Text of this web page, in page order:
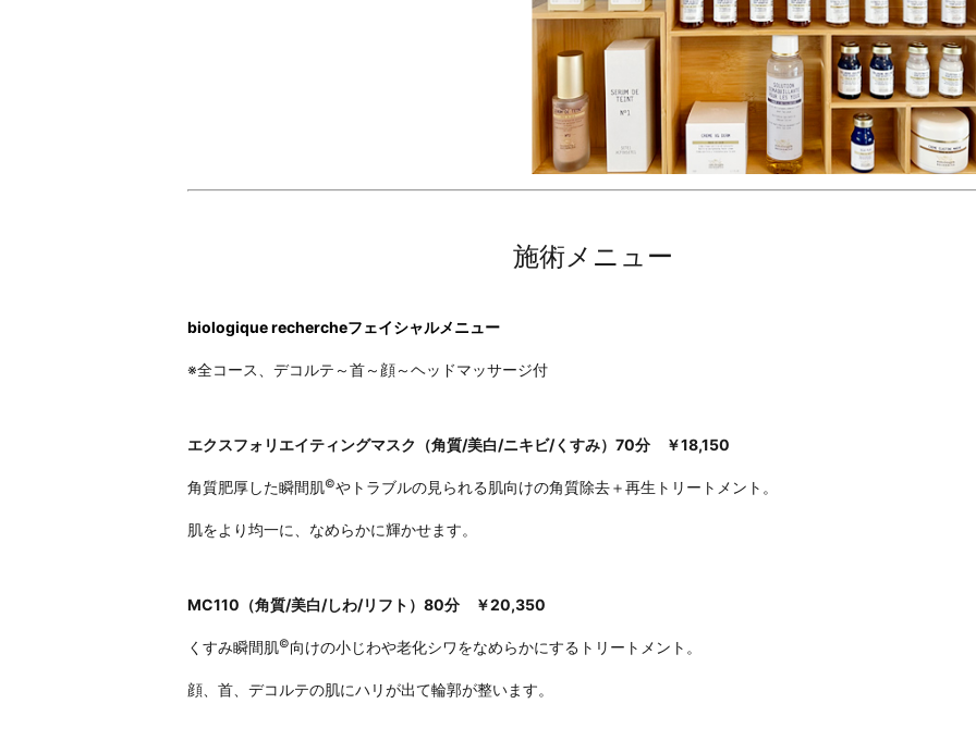
施術メニュー
biologique rechercheフェイシャルメニュー
※全コース、デコルテ～首～顔～ヘッドマッサージ付
エクスフォリエイティングマスク（角質/美白/ニキビ/くすみ）70分 ￥18,150
角質肥厚した瞬間肌©やトラブルの見られる肌向けの角質除去＋再生トリートメント。
肌をより均一に、なめらかに輝かせます。
MC110（角質/美白/しわ/リフト）80分 ￥20,350
くすみ瞬間肌©向けの小じわや老化シワをなめらかにするトリートメント。
顔、首、デコルテの肌にハリが出て輪郭が整います。